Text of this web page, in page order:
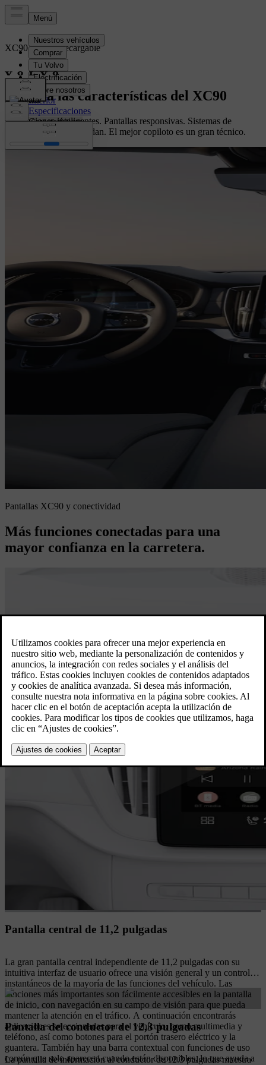
XC90 Híbrido recargable
Resumen
Interior
Especificaciones
Características
Configura el tuyo
Explora las características del XC90
Integraciones inteligentes. Pantallas responsivas. Sistemas de
seguridad que te respaldan. El mejor copiloto es un gran técnico.
Pantallas XC90 y conectividad
Más funciones conectadas para una
mayor confianza en la carretera.
Pantalla central de 11,2 pulgadas
La gran pantalla central independiente de 11,2 pulgadas con su
intuitiva interfaz de usuario ofrece una visión general y un control
instantáneos de la mayoría de las funciones del vehículo. Las
funciones más importantes son fácilmente accesibles en la pantalla
de inicio, con navegación en su campo de visión para que pueda
mantener la atención en el tráfico. A continuación encontrarás
aplicaciones seleccionadas para el vehículo, como multimedia y
teléfono, así como botones para el portón trasero eléctrico y la
guantera. También hay una barra contextual con funciones de uso
común que solo aparecen cuando están disponibles, lo que ayuda a
Pantalla del conductor de 12,3 pulgadas
La pantalla de información al conductor de 12.3 pulgadas muestra